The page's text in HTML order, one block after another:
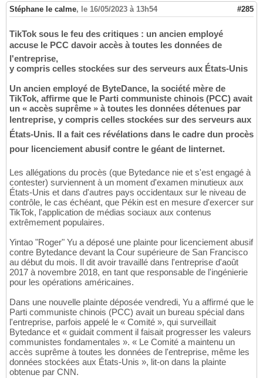
Stéphane le calme, le 16/05/2023 à 13h54 #285
TikTok sous le feu des critiques : un ancien employé
accuse le PCC davoir accès à toutes les données de
l'entreprise,
y compris celles stockées sur des serveurs aux États-Unis
Un ancien employé de ByteDance, la société mère de
TikTok, affirme que le Parti communiste chinois (PCC) avait
un « accès suprême » à toutes les données détenues par
lentreprise, y compris celles stockées sur des serveurs aux
États-Unis. Il a fait ces révélations dans le cadre dun procès
pour licenciement abusif contre le géant de linternet.
Les allégations du procès (que Bytedance nie et s'est engagé à
contester) surviennent à un moment d'examen minutieux aux
États-Unis et dans d'autres pays occidentaux sur le niveau de
contrôle, le cas échéant, que Pékin est en mesure d'exercer sur
TikTok, l'application de médias sociaux aux contenus
extrêmement populaires.
Yintao "Roger" Yu a déposé une plainte pour licenciement abusif
contre Bytedance devant la Cour supérieure de San Francisco
au début du mois. Il dit avoir travaillé dans l'entreprise d'août
2017 à novembre 2018, en tant que responsable de l'ingénierie
pour les opérations américaines.
Dans une nouvelle plainte déposée vendredi, Yu a affirmé que le
Parti communiste chinois (PCC) avait un bureau spécial dans
l'entreprise, parfois appelé le « Comité », qui surveillait
Bytedance et « guidait comment il faisait progresser les valeurs
communistes fondamentales ». « Le Comité a maintenu un
accès suprême à toutes les données de l'entreprise, même les
données stockées aux États-Unis », lit-on dans la plainte
obtenue par CNN.